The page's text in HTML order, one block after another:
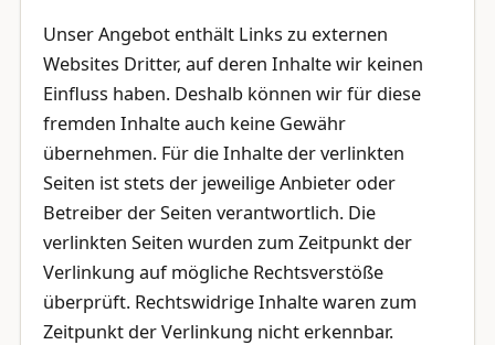
Unser Angebot enthält Links zu externen
Websites Dritter, auf deren Inhalte wir keinen
Einfluss haben. Deshalb können wir für diese
fremden Inhalte auch keine Gewähr
übernehmen. Für die Inhalte der verlinkten
Seiten ist stets der jeweilige Anbieter oder
Betreiber der Seiten verantwortlich. Die
verlinkten Seiten wurden zum Zeitpunkt der
Verlinkung auf mögliche Rechtsverstöße
überprüft. Rechtswidrige Inhalte waren zum
Zeitpunkt der Verlinkung nicht erkennbar.